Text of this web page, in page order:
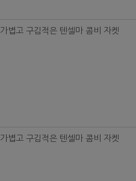
볍고 구김적은 텐셀마 콤비 자켓
볍고 구김적은 텐셀마 콤비 자켓